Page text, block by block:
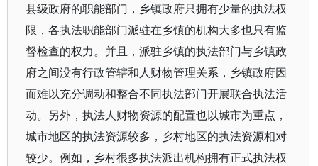
县级政府的职能部门，乡镇政府只拥有少量的执法权
限，各执法职能部门派驻在乡镇的机构大多也只有监
督检查的权力。并且，派驻乡镇的执法部门与乡镇政
府之间没有行政管辖和人财物管理关系，乡镇政府因
而难以充分调动和整合不同执法部门开展联合执法活
动。另外，执法人财物资源的配置也以城市为重点，
城市地区的执法资源较多，乡村地区的执法资源相对
较少。例如，乡村很多执法派出机构拥有正式执法权